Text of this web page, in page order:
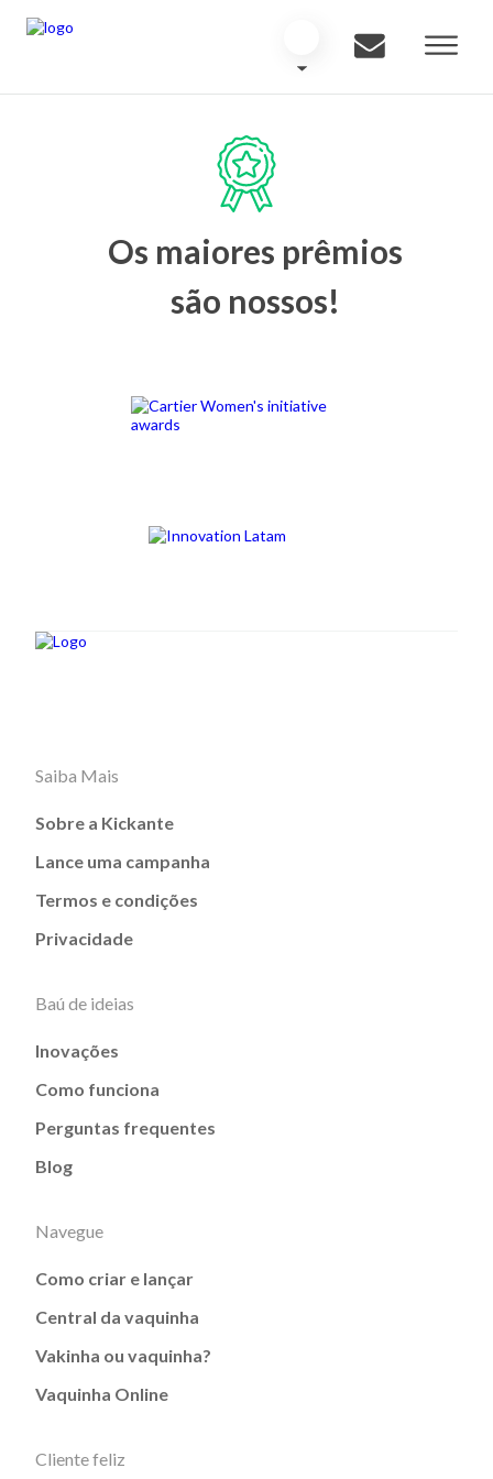
Os maiores prêmios
são nossos!
Saiba Mais
Sobre a Kickante
Lance uma campanha
Termos e condições
Privacidade
Baú de ideias
Inovações
Como funciona
Perguntas frequentes
Blog
Navegue
Como criar e lançar
Central da vaquinha
Vakinha ou vaquinha?
Vaquinha Online
Cliente feliz